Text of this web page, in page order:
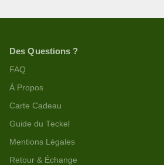
Des Questions ?
FAQ
À Propos
Carte Cadeau
Guide du Teckel
Mentions Légales
Retour & Échange